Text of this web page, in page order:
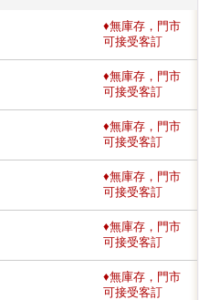
♦無庫存，門市
可接受客訂
♦無庫存，門市
可接受客訂
♦無庫存，門市
可接受客訂
♦無庫存，門市
可接受客訂
♦無庫存，門市
可接受客訂
♦無庫存，門市
可接受客訂